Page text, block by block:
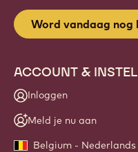
Word vandaag nog
ACCOUNT &
Inloggen
Meld je nu aan
Belgium - Nederlands